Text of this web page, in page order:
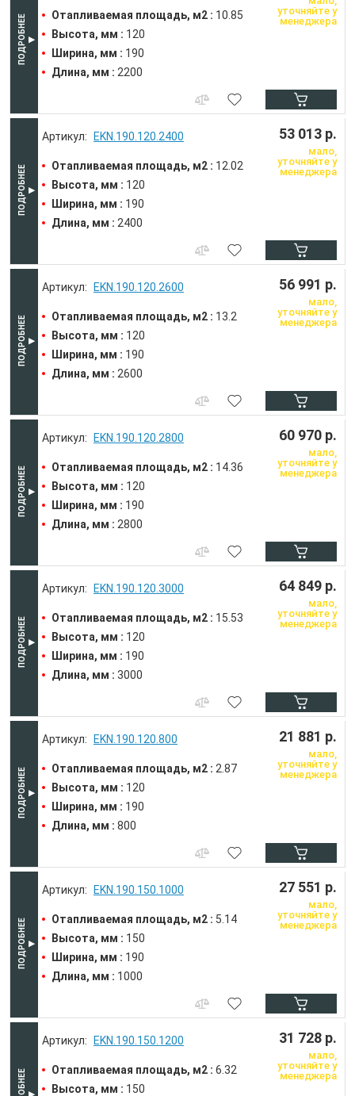
Отапливаемая площадь, м2 : 10.85
Высота, мм : 120
Ширина, мм : 190
Длина, мм : 2200
уточняйте у
менеджера
EKN.190.120.2400
Отапливаемая площадь, м2 : 12.02
Высота, мм : 120
Ширина, мм : 190
Длина, мм : 2400
53 013 р.
мало,
уточняйте у
менеджера
EKN.190.120.2600
Отапливаемая площадь, м2 : 13.2
Высота, мм : 120
Ширина, мм : 190
Длина, мм : 2600
56 991 р.
мало,
уточняйте у
менеджера
EKN.190.120.2800
Отапливаемая площадь, м2 : 14.36
Высота, мм : 120
Ширина, мм : 190
Длина, мм : 2800
60 970 р.
мало,
уточняйте у
менеджера
EKN.190.120.3000
Отапливаемая площадь, м2 : 15.53
Высота, мм : 120
Ширина, мм : 190
Длина, мм : 3000
64 849 р.
мало,
уточняйте у
менеджера
EKN.190.120.800
Отапливаемая площадь, м2 : 2.87
Высота, мм : 120
Ширина, мм : 190
Длина, мм : 800
21 881 р.
мало,
уточняйте у
менеджера
EKN.190.150.1000
Отапливаемая площадь, м2 : 5.14
Высота, мм : 150
Ширина, мм : 190
Длина, мм : 1000
27 551 р.
мало,
уточняйте у
менеджера
EKN.190.150.1200
Отапливаемая площадь, м2 : 6.32
Высота, мм : 150
31 728 р.
мало,
уточняйте у
менеджера